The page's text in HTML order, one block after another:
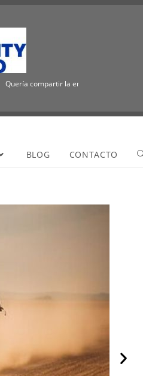
compartir la emocionante noticia de
BLOG CONTACTO